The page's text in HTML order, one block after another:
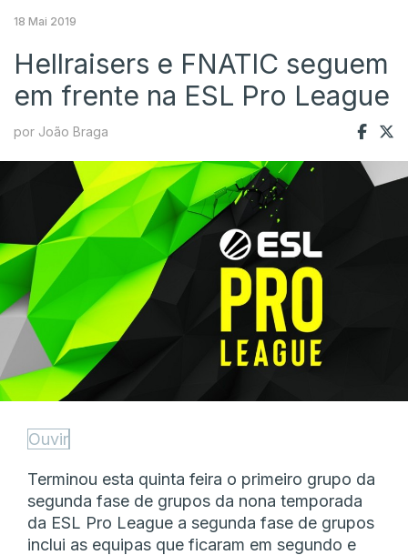
18 Mai 2019
Hellraisers e FNATIC seguem
em frente na ESL Pro League
por João Braga
Ouvir
Terminou esta quinta feira o primeiro grupo da
segunda fase de grupos da nona temporada
da ESL Pro League a segunda fase de grupos
inclui as equipas que ficaram em segundo e